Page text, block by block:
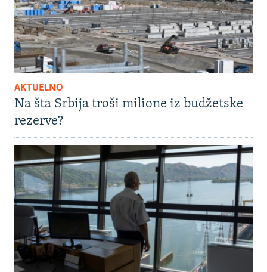
AKTUELNO
Na šta Srbija troši milione iz budžetske
rezerve?